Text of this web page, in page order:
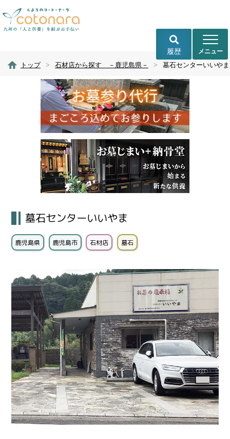
トップ > 石材店から探す －鹿児島県－ > 墓石センターいいやま
墓石センターいいやま
鹿児島県 鹿児島市 石材店 墓石
履歴